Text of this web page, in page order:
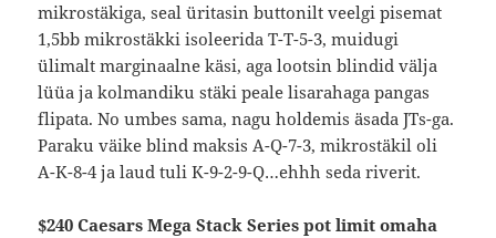
mikrostäkiga, seal üritasin buttonilt veelgi pisemat
1,5bb mikrostäkki isoleerida T-T-5-3, muidugi
ülimalt marginaalne käsi, aga lootsin blindid välja
lüüa ja kolmandiku stäki peale lisarahaga pangas
flipata. No umbes sama, nagu holdemis äsada JTs-ga.
Paraku väike blind maksis A-Q-7-3, mikrostäkil oli
A-K-8-4 ja laud tuli K-9-2-9-Q…ehhh seda riverit.
$240 Caesars Mega Stack Series pot limit omaha